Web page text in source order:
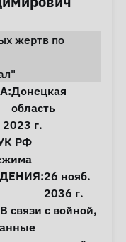
жертв по
Донецкая
область
г.
РФ
26 нояб.
2036 г.
В связи с войной,